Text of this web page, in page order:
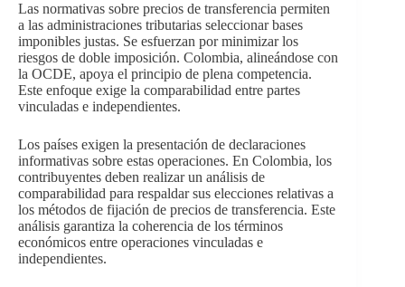
Las normativas sobre precios de transferencia permiten
a las administraciones tributarias seleccionar bases
imponibles justas. Se esfuerzan por minimizar los
riesgos de doble imposición. Colombia, alineándose con
la OCDE, apoya el principio de plena competencia.
Este enfoque exige la comparabilidad entre partes
vinculadas e independientes.
Los países exigen la presentación de declaraciones
informativas sobre estas operaciones. En Colombia, los
contribuyentes deben realizar un análisis de
comparabilidad para respaldar sus elecciones relativas a
los métodos de fijación de precios de transferencia. Este
análisis garantiza la coherencia de los términos
económicos entre operaciones vinculadas e
independientes.